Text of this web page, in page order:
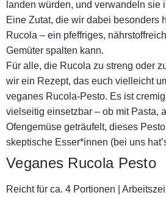
landen würden, und verwandeln sie
Eine Zutat, die wir dabei besonders
Rucola – ein pfeffriges,
Gemüter spalten kann.
Für alle, die Rucola zu streng oder
wir ein Rezept, das euch vielleicht
veganes Rucola-Pesto. Es ist
vielseitig einsetzbar – ob mit Pasta,
Ofengemüse geträufelt, dieses
skeptische Esser*innen (bei uns
Veganes Rucola Pesto
Reicht für ca. 4 Portionen |